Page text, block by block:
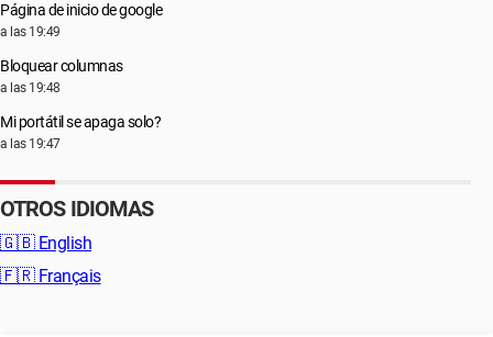
Página de inicio de google
a las 19:49
Bloquear columnas
a las 19:48
Mi portátil se apaga solo?
a las 19:47
OTROS IDIOMAS
🇬🇧 English
🇫🇷 Français